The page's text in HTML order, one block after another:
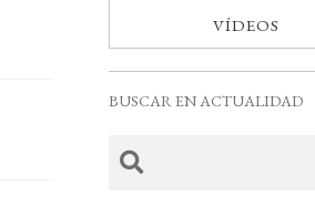
VÍDEOS
BUSCAR EN ACTUALIDAD